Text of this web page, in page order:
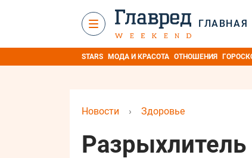
ГЛАВНАЯ
STARS МОДА И КРАСОТА ОТНОШЕНИЯ
Новости › Здоровье